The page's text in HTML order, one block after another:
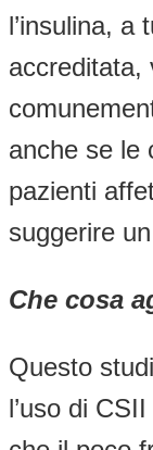
l’insulina, a
accreditata,
anche se le
pazienti
suggerire
Che cosa
Questo
l’uso di